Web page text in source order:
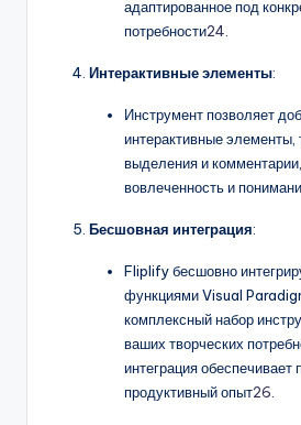
адаптированное под
потребности24
Интерактивные элементы:
Инструмент позволяет
интерактивные элементы,
выделения и
вовлеченность и
Бесшовная интеграция:
Fliplify бесшовно
функциями Visual
комплексный набор
ваших творческих
интеграция обеспечивает
продуктивный опыт26